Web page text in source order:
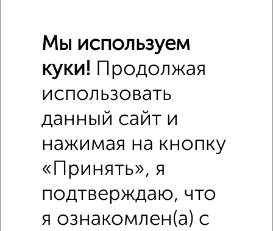
Помещение свободного назначения, 150 м²
500 за м²
Советский район, бульвар Ибрагимова 88
Собственник, 20.07.2020
Мы используем
куки! Продолжая
использовать
данный сайт и
нажимая на кнопку
«Принять», я
подтверждаю, что
я ознакомлен(а) с